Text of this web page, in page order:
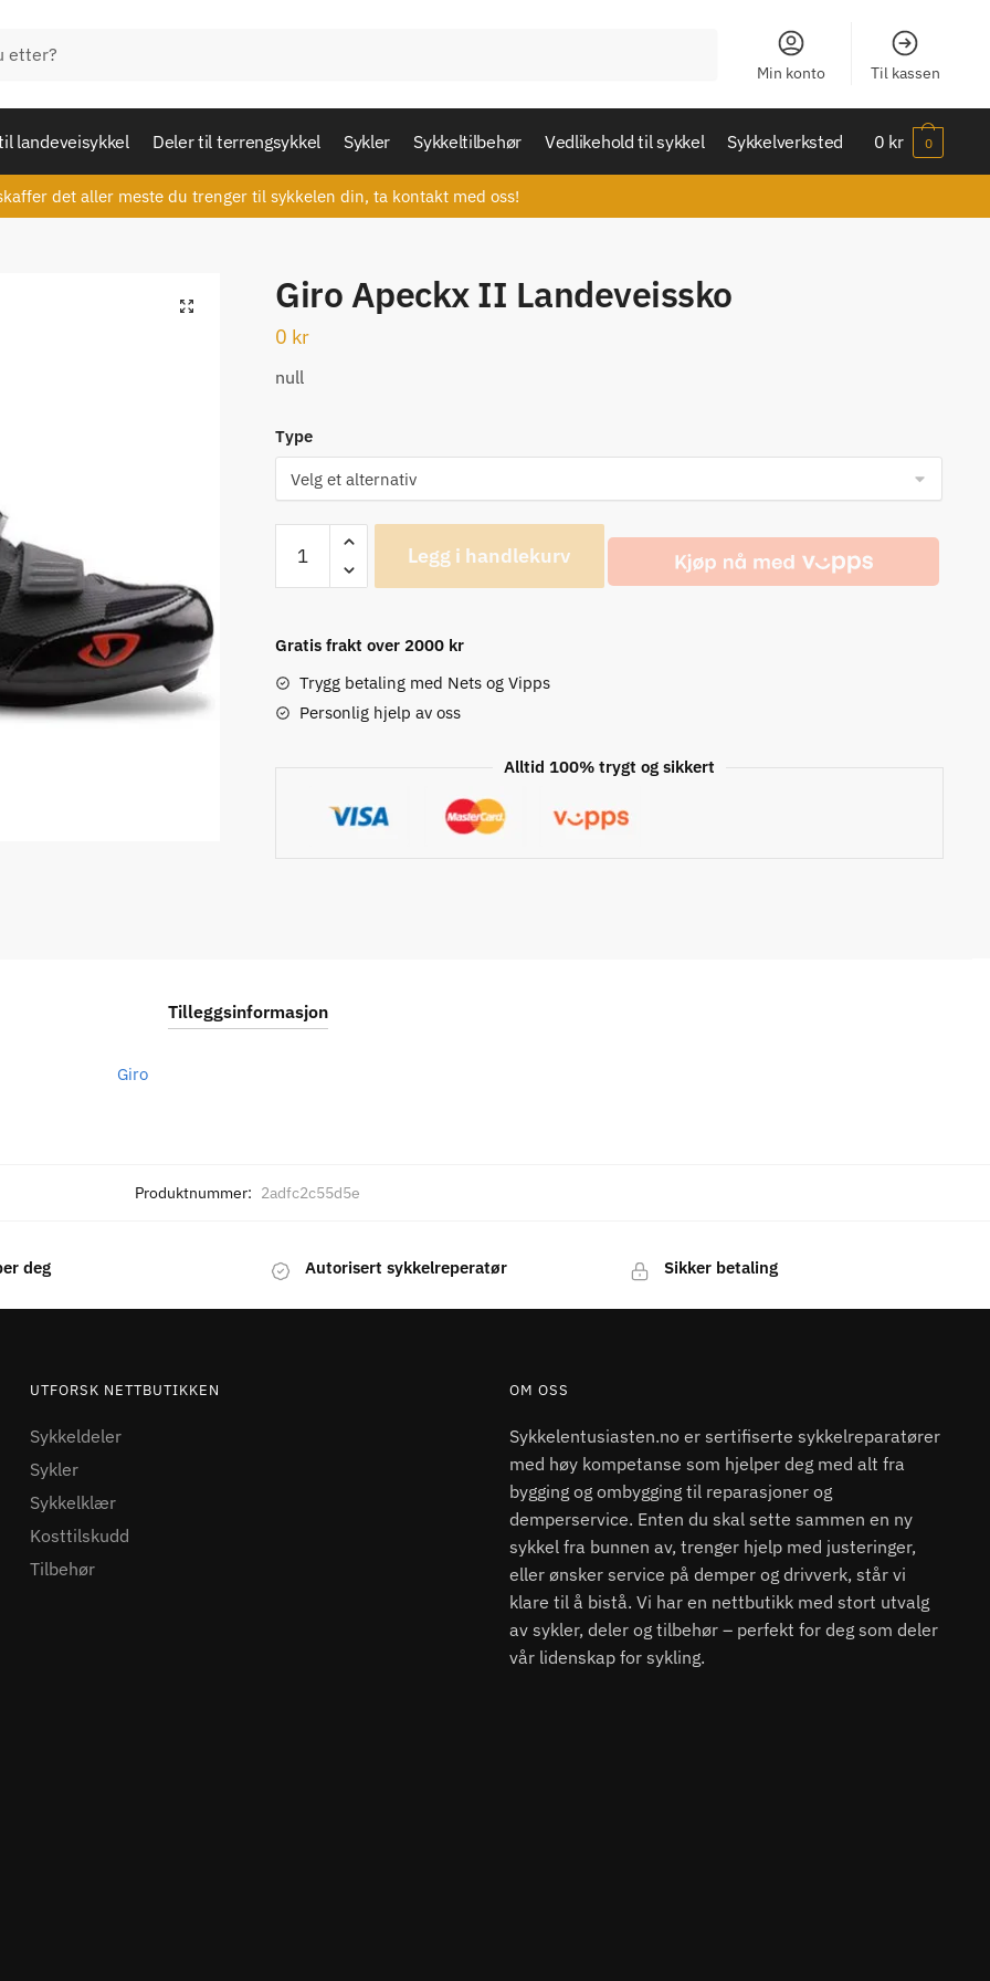
Min konto Til kassen
landeveisykkel Deler til terrengsykkel Sykler Sykkeltilbehør Vedlikehold til sykkel Sykkelverksted 0 kr 0
det aller meste du trenger til sykkelen din, ta kontakt med oss!
🔍 Giro Apeckx II Landeveissko
0 kr
null
Type
Apeckx
II
antall
Legg i handlekurv
Gratis frakt over 2000 kr
Trygg betaling med Nets og Vipps
Personlig hjelp av oss
Alltid 100% trygt og sikkert
Tilleggsinformasjon
Giro
Produktnummer: 2adfc2c55d5e
deg Autorisert sykkelreperatør Sikker betaling
UTFORSK NETTBUTIKKEN
Sykkeldeler
Sykler
Sykkelklær
Kosttilskudd
Tilbehør
OM OSS
Sykkelentusiasten.no er sertifiserte sykkelreparatører
med høy kompetanse som hjelper deg med alt fra
bygging og ombygging til reparasjoner og
demperservice. Enten du skal sette sammen en ny
sykkel fra bunnen av, trenger hjelp med justeringer,
eller ønsker service på demper og drivverk, står vi
klare til å bistå. Vi har en nettbutikk med stort utvalg
av sykler, deler og tilbehør – perfekt for deg som deler
vår lidenskap for sykling.